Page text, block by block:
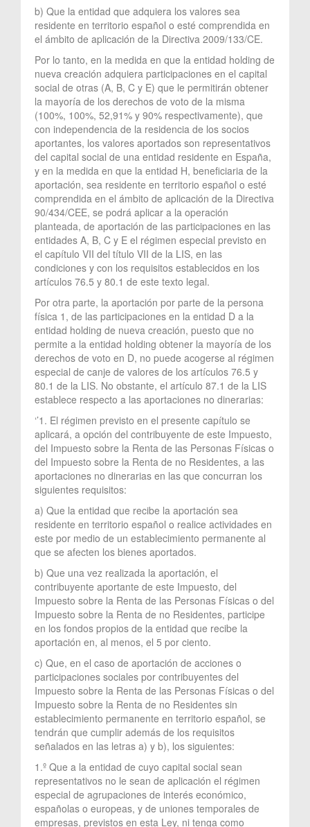
b) Que la entidad que adquiera los valores sea
residente en territorio español o esté comprendida en
el ámbito de aplicación de la Directiva 2009/133/CE.
Por lo tanto, en la medida en que la entidad holding de
nueva creación adquiera participaciones en el capital
social de otras (A, B, C y E) que le permitirán obtener
la mayoría de los derechos de voto de la misma
(100%, 100%, 52,91% y 90% respectivamente), que
con independencia de la residencia de los socios
aportantes, los valores aportados son representativos
del capital social de una entidad residente en España,
y en la medida en que la entidad H, beneficiaria de la
aportación, sea residente en territorio español o esté
comprendida en el ámbito de aplicación de la Directiva
90/434/CEE, se podrá aplicar a la operación
planteada, de aportación de las participaciones en las
entidades A, B, C y E el régimen especial previsto en
el capítulo VII del título VII de la LIS, en las
condiciones y con los requisitos establecidos en los
artículos 76.5 y 80.1 de este texto legal.
Por otra parte, la aportación por parte de la persona
física 1, de las participaciones en la entidad D a la
entidad holding de nueva creación, puesto que no
permite a la entidad holding obtener la mayoría de los
derechos de voto en D, no puede acogerse al régimen
especial de canje de valores de los artículos 76.5 y
80.1 de la LIS. No obstante, el artículo 87.1 de la LIS
establece respecto a las aportaciones no dinerarias:
‘’1. El régimen previsto en el presente capítulo se
aplicará, a opción del contribuyente de este Impuesto,
del Impuesto sobre la Renta de las Personas Físicas o
del Impuesto sobre la Renta de no Residentes, a las
aportaciones no dinerarias en las que concurran los
siguientes requisitos:
a) Que la entidad que recibe la aportación sea
residente en territorio español o realice actividades en
este por medio de un establecimiento permanente al
que se afecten los bienes aportados.
b) Que una vez realizada la aportación, el
contribuyente aportante de este Impuesto, del
Impuesto sobre la Renta de las Personas Físicas o del
Impuesto sobre la Renta de no Residentes, participe
en los fondos propios de la entidad que recibe la
aportación en, al menos, el 5 por ciento.
c) Que, en el caso de aportación de acciones o
participaciones sociales por contribuyentes del
Impuesto sobre la Renta de las Personas Físicas o del
Impuesto sobre la Renta de no Residentes sin
establecimiento permanente en territorio español, se
tendrán que cumplir además de los requisitos
señalados en las letras a) y b), los siguientes:
1.º Que a la entidad de cuyo capital social sean
representativos no le sean de aplicación el régimen
especial de agrupaciones de interés económico,
españolas o europeas, y de uniones temporales de
empresas, previstos en esta Ley, ni tenga como